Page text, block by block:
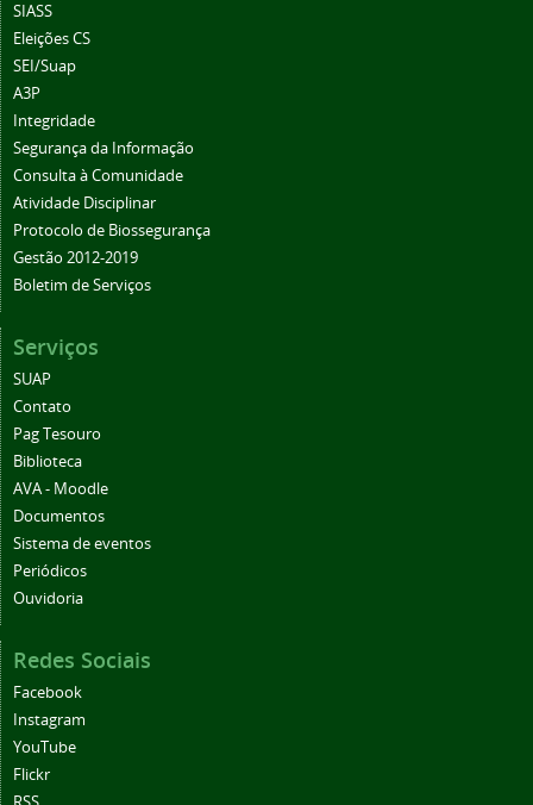
SIASS
Eleições CS
SEI/Suap
A3P
Integridade
Segurança da Informação
Consulta à Comunidade
Atividade Disciplinar
Protocolo de Biossegurança
Gestão 2012-2019
Boletim de Serviços
Serviços
SUAP
Contato
Pag Tesouro
Biblioteca
AVA - Moodle
Documentos
Sistema de eventos
Periódicos
Ouvidoria
Redes Sociais
Facebook
Instagram
YouTube
Flickr